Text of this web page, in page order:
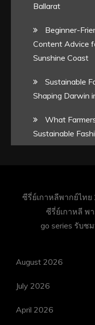
Ballarat
Beginner-
Content Advice
Sunshine Coast
Sustainable
Shaping Darwin
What
Sustainable
ซีรี่ย์เกาหลีพากย์ไทย
ซีรี่ย์เกาหลี พ
go series รับช
August 2026
July 2026
April 2026